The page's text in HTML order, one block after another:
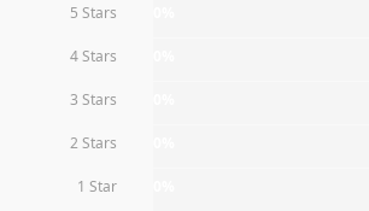
5 Stars
4 Stars
3 Stars
2 Stars
1 Star